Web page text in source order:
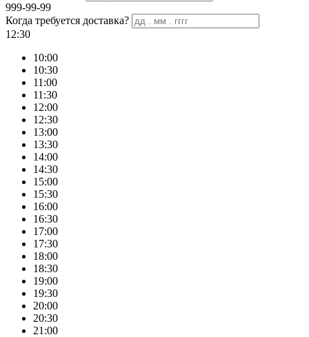
999-99-99
Когда требуется доставка?
12:30
10:00
10:30
11:00
11:30
12:00
12:30
13:00
13:30
14:00
14:30
15:00
15:30
16:00
16:30
17:00
17:30
18:00
18:30
19:00
19:30
20:00
20:30
21:00